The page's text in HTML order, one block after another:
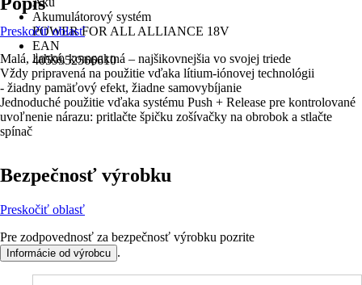
Akumulátorový systém
POWER FOR ALL ALLIANCE 18V
EAN
4059952566610
Preskočiť oblasť
Malá, ľahká, kompaktná – najšikovnejšia vo svojej triede
Vždy pripravená na použitie vďaka lítium-iónovej technológii
- žiadny pamäťový efekt, žiadne samovybíjanie
Jednoduché použitie vďaka systému Push + Release pre kontrolované
uvoľnenie nárazu: pritlačte špičku zošívačky na obrobok a stlačte
spínač
Bezpečnosť výrobku
Preskočiť oblasť
Pre zodpovednosť za bezpečnosť výrobku pozrite
Informácie od výrobcu .